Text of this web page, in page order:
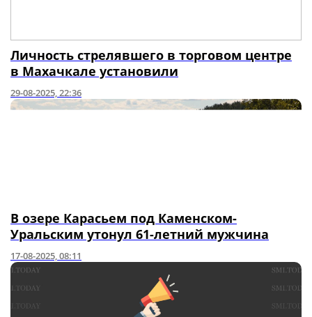
Личность стрелявшего в торговом центре
в Махачкале установили
29-08-2025, 22:36
В озере Карасьем под Каменском-
Уральским утонул 61-летний мужчина
17-08-2025, 08:11